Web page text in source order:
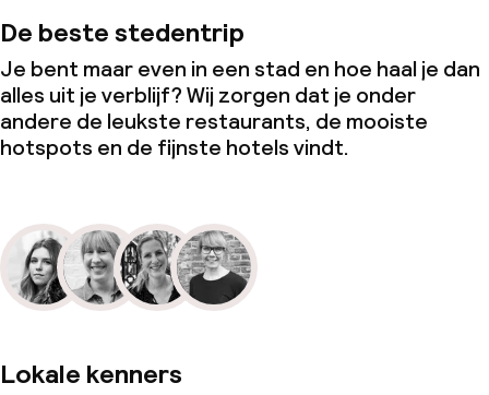
De beste stedentrip
Je bent maar even in een stad en hoe haal je dan
alles uit je verblijf? Wij zorgen dat je onder
andere de leukste restaurants, de mooiste
hotspots en de fijnste hotels vindt.
Lokale kenners